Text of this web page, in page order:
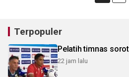
Terpopuler
Pelatih timnas
22 jam lalu